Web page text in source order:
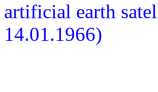
artificial earth
14.01.1966)